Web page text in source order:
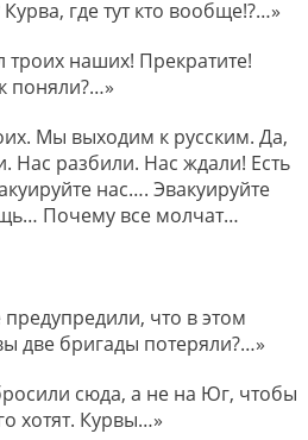
где тут кто вообще!?…»
наших! Прекратите!
поняли?…»
Мы выходим к русским. Да,
Нас разбили. Нас ждали! Есть
нас…. Эвакуируйте
Почему все молчат…
что в этом
две бригады потеряли?…»
сюда, а не на Юг, чтобы
хотят. Курвы…»